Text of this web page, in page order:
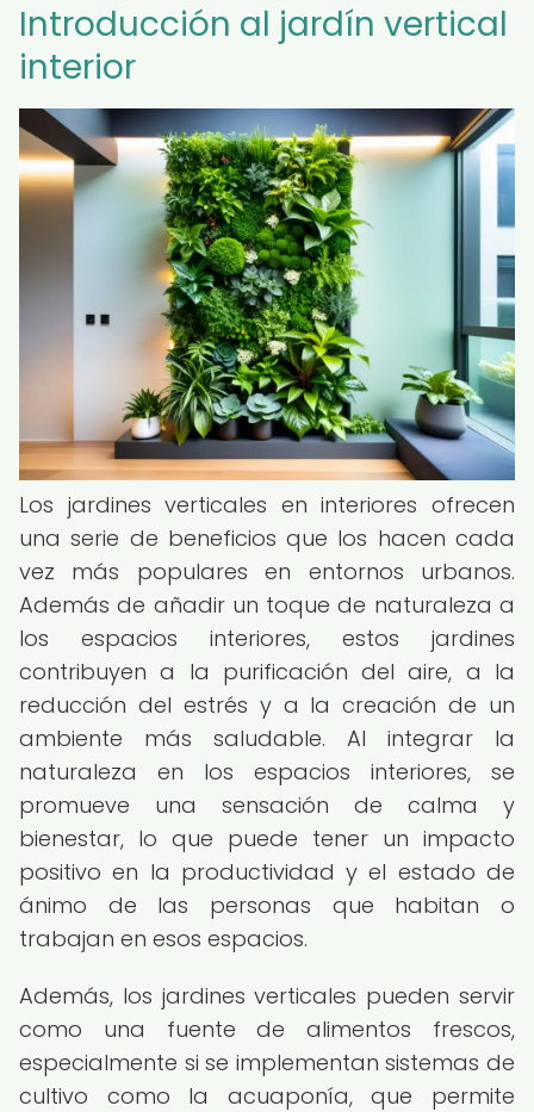
Introducción al jardín vertical
interior
Los jardines verticales en interiores ofrecen
una serie de beneficios que los hacen cada
vez más populares en entornos urbanos.
Además de añadir un toque de naturaleza a
los espacios interiores, estos jardines
contribuyen a la purificación del aire, a la
reducción del estrés y a la creación de un
ambiente más saludable. Al integrar la
naturaleza en los espacios interiores, se
promueve una sensación de calma y
bienestar, lo que puede tener un impacto
positivo en la productividad y el estado de
ánimo de las personas que habitan o
trabajan en esos espacios.
Además, los jardines verticales pueden servir
como una fuente de alimentos frescos,
especialmente si se implementan sistemas de
cultivo como la acuaponía, que permite